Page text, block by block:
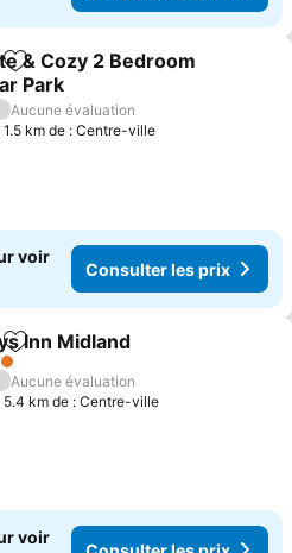
Ajouter à mes favoris
& Cozy 2 Bedroom
Park
Aucune évaluation
1.5 km de : Centre-ville
voir
Consulter les prix
Ajouter à mes favoris
Inn Midland
Aucune évaluation
5.4 km de : Centre-ville
voir